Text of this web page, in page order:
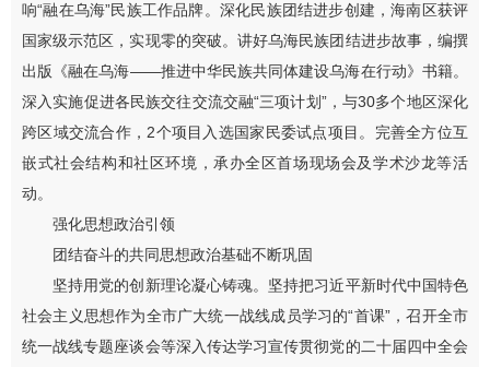
响“融在乌海”民族工作品牌。深化民族团结进步创建，海南区获评
国家级示范区，实现零的突破。讲好乌海民族团结进步故事，编撰
出版《融在乌海——推进中华民族共同体建设乌海在行动》书籍。
深入实施促进各民族交往交流交融“三项计划”，与30多个地区深化
跨区域交流合作，2个项目入选国家民委试点项目。完善全方位互
嵌式社会结构和社区环境，承办全区首场现场会及学术沙龙等活
动。
强化思想政治引领
团结奋斗的共同思想政治基础不断巩固
坚持用党的创新理论凝心铸魂。坚持把习近平新时代中国特色
社会主义思想作为全市广大统一战线成员学习的“首课”，召开全市
统一战线专题座谈会等深入传达学习宣传贯彻党的二十届四中全会